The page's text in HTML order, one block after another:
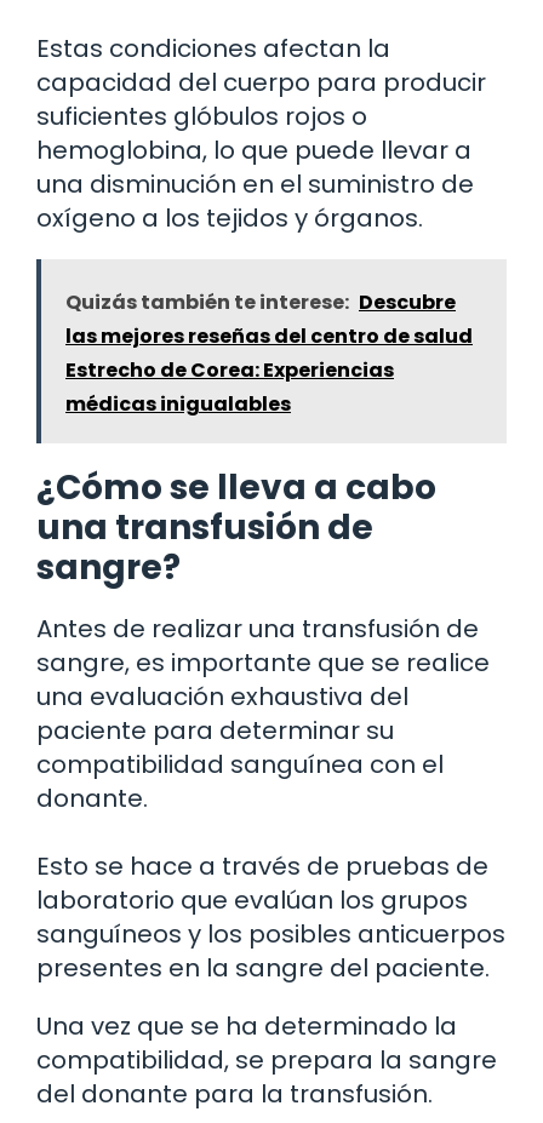
Estas condiciones afectan la
capacidad del cuerpo para producir
suficientes glóbulos rojos o
hemoglobina, lo que puede llevar a
una disminución en el suministro de
oxígeno a los tejidos y órganos.
Quizás también te interese: Descubre
las mejores reseñas del centro de salud
Estrecho de Corea: Experiencias
médicas inigualables
¿Cómo se lleva a cabo
una transfusión de
sangre?
Antes de realizar una transfusión de
sangre, es importante que se realice
una evaluación exhaustiva del
paciente para determinar su
compatibilidad sanguínea con el
donante.
Esto se hace a través de pruebas de
laboratorio que evalúan los grupos
sanguíneos y los posibles anticuerpos
presentes en la sangre del paciente.
Una vez que se ha determinado la
compatibilidad, se prepara la sangre
del donante para la transfusión.